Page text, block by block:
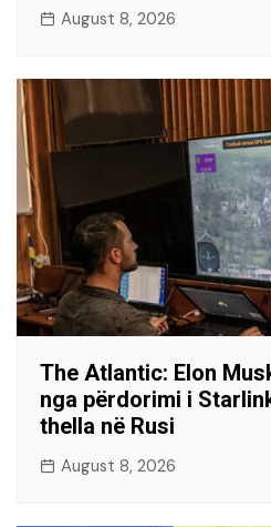
August 8, 2026
The Atlantic: Elon
nga përdorimi i
thella në Rusi
August 8, 2026